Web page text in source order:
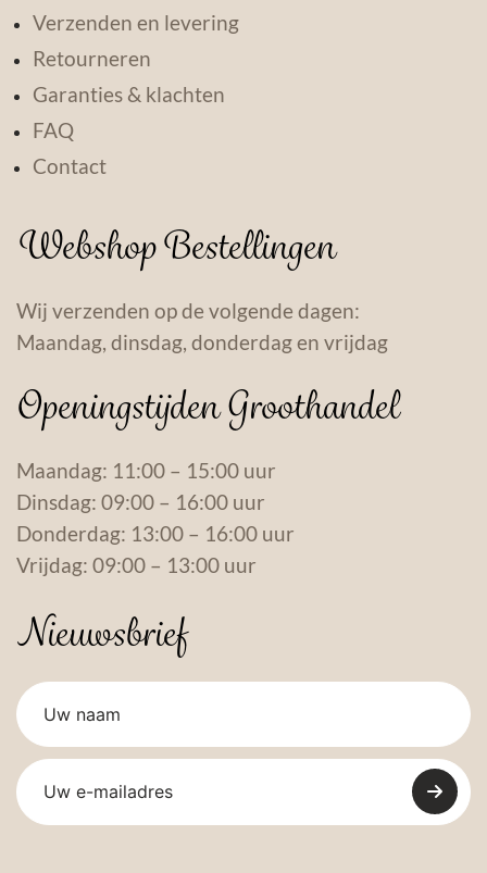
Verzenden en levering
Retourneren
Garanties & klachten
FAQ
Contact
Webshop Bestellingen
Wij verzenden op de volgende dagen:
Maandag, dinsdag, donderdag en vrijdag
Openingstijden Groothandel
Maandag: 11:00 – 15:00 uur
Dinsdag: 09:00 – 16:00 uur
Donderdag: 13:00 – 16:00 uur
Vrijdag: 09:00 – 13:00 uur
Nieuwsbrief